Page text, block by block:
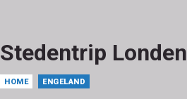
Stedentrip Londen
HOME ENGELAND